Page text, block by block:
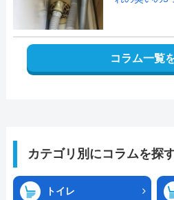
コラム一覧
カテゴリ別にコラムを探
トイレ